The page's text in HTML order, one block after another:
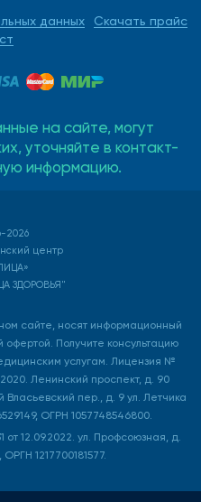
данных
Скачать прайс
на сайте, могут
уточняйте в контакт-
информацию.
2026
центр
ЗДОРОВЬЯ"
сайте, носят информационный
Получите консультацию
услугам. Лицензия №
Ленинский проспект, д. 90
пер., д. 9 ул. Летчика
ОГРН 1057748546800.
12.09.2022. ул. Профсоюзная, д.
1217700181577.